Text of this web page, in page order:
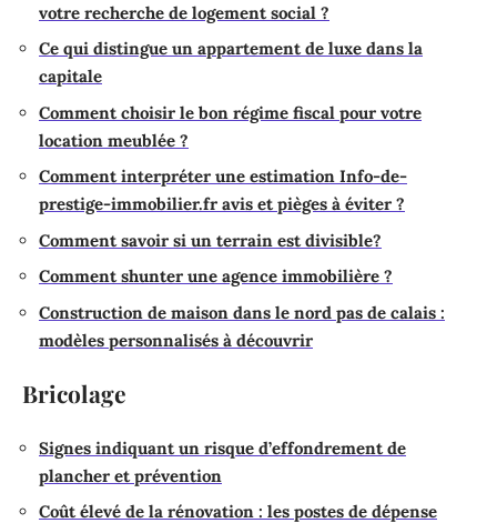
votre recherche de logement social ?
Ce qui distingue un appartement de luxe dans la
capitale
Comment choisir le bon régime fiscal pour votre
location meublée ?
Comment interpréter une estimation Info-de-
prestige-immobilier.fr avis et pièges à éviter ?
Comment savoir si un terrain est divisible?
Comment shunter une agence immobilière ?
Construction de maison dans le nord pas de calais :
modèles personnalisés à découvrir
Bricolage
Signes indiquant un risque d’effondrement de
plancher et prévention
Coût élevé de la rénovation : les postes de dépense